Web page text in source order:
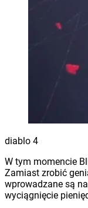
diablo 4
W tym momencie
Zamiast zrobić
wprowadzane są
wyciągnięcie